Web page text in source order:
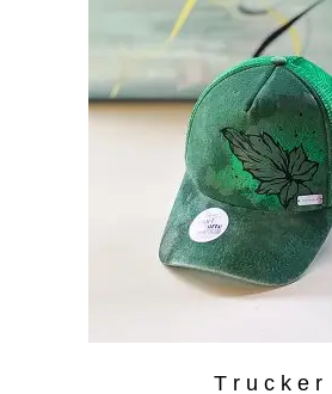
Añadir al carrito
T r u c k e r